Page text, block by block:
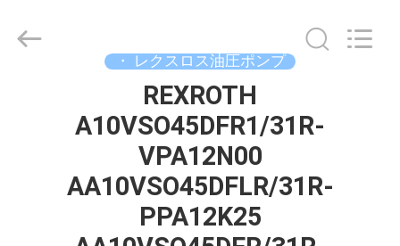
2019
・ レクスロス油圧ポンプ
REXROTH
A10VSO45DFR1/31R-
VPA12N00
AA10VSO45DFLR/31R-
PPA12K25